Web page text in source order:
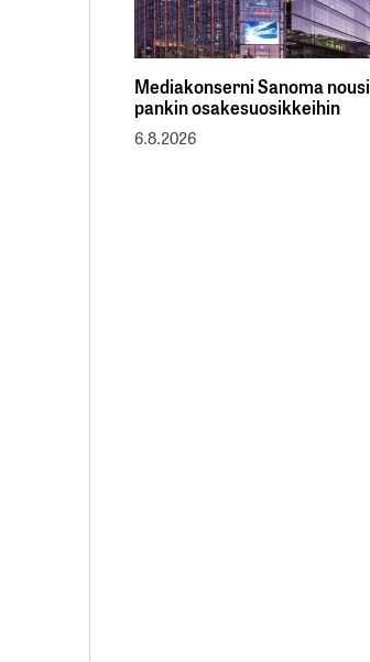
Mediakonserni Sanoma nousi
pankin osakesuosikkeihin
6.8.2026